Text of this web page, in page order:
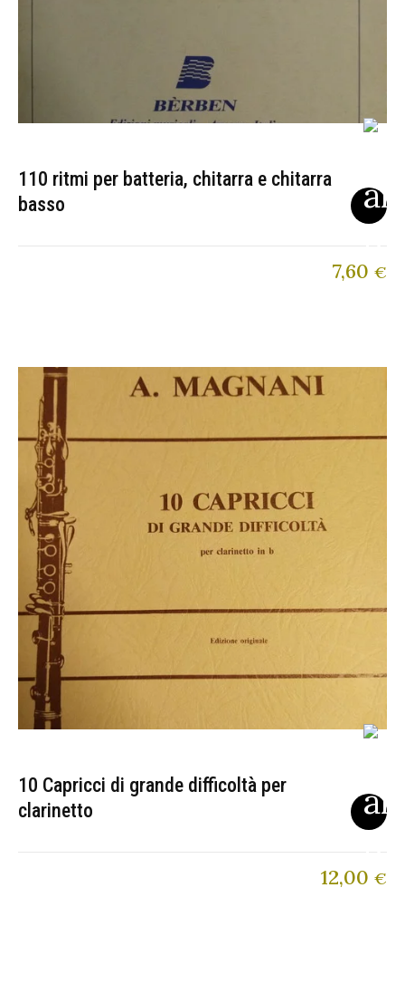
110 ritmi per batteria, chitarra e chitarra
basso
7,60 €
10 Capricci di grande difficoltà per
clarinetto
12,00 €